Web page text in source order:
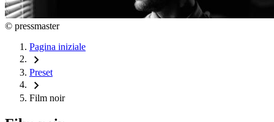
© pressmaster
Pagina iniziale
chevron_right
Preset
chevron_right
Film noir